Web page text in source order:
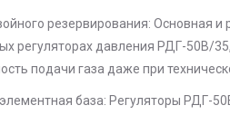
резервирования: Основная
регуляторах давления РДГ-50В/
подачи газа даже при
база: Регуляторы РДГ-